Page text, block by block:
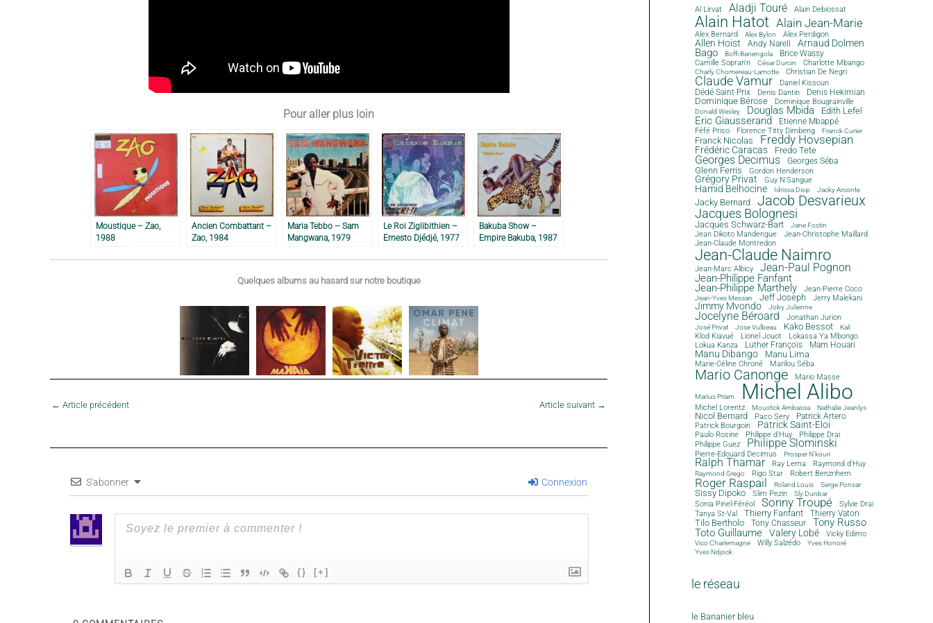
Pour aller plus loin
Moustique – Zao,
1988
Ancien Combattant –
Zao, 1984
Maria Tebbo – Sam
Mangwana, 1979
Le Roi Ziglibithien –
Ernesto Djédjé, 1977
Bakuba Show –
Empire Bakuba, 1987
Quelques albums au hasard sur notre boutique
← Article précédent Article suivant →
S'abonner Connexion
{} [+]
Al Lirvat Aladji Touré Alain Debiossat
Alain Hatot Alain Jean-Marie
Alex Bernard Alex Bylon Alex Perdigon
Allen Hoist Andy Narell Arnaud Dolmen
Bago Boffi Banengola
Brice Wassy
Camille Sopran'n
César Durcin Charlotte Mbango
Charly Chomereau-Lamotte Christian De Negri
Claude Vamur Daniel Kissoun
Dédé Saint-Prix Denis Dantin Denis Hekimian
Dominique Bérose Dominique Bougrainville
Donald Wesley Douglas Mbida Edith Lefel
Eric Giausserand Etienne Mbappé
Féfé Priso Florence Titty Dimbeng Franck Curier
Franck Nicolas Freddy Hovsepian
Frédéric Caracas Fredo Tete
Georges Decimus Georges Séba
Glenn Ferris Gordon Henderson
Grégory Privat Guy N'Sangue
Hamid Belhocine Idrissa Diop Jacky Arconte
Jacky Bernard Jacob Desvarieux
Jacques Bolognesi
Jacques Schwarz-Bart Jane Fostin
Jean Dikoto Mandengue
Jean-Christophe Maillard
Jean-Claude Montredon
Jean-Claude Naimro
Jean-Marc Albicy Jean-Paul Pognon
Jean-Philippe Fanfant
Jean-Philippe Marthely Jean-Pierre Coco
Jean-Yves Messan Jeff Joseph Jerry Malekani
Jimmy Mvondo Joby Julienne
Jocelyne Béroard Jonathan Jurion
José Privat Jose Vulbeau Kako Bessot Kali
Klod Kiavué Lionel Jouot
Lokassa Ya Mbongo
Lokua Kanza
Luther François Mam Houari
Manu Dibango Manu Lima
Marie-Céline Chroné Marilou Séba
Mario Canonge Mario Masse
Marius Priam Michel Alibo
Michel Lorentz Moustick Ambassa Nathalie Jeanlys
Nicol Bernard Paco Sery
Patrick Artero
Patrick Bourgoin
Patrick Saint-Eloi
Paulo Rosine Philippe d'Huy
Philippe Drai
Philippe Guez
Philippe Slominski
Pierre-Edouard Decimus Prosper N'kouri
Ralph Thamar Ray Lema Raymond d'Huy
Raymond Grego Rigo Star Robert Benzrihem
Roger Raspail Roland Louis Serge Ponsar
Sissy Dipoko Slim Pezin Sly Dunbar
Sonia Pinel-Féréol Sonny Troupé Sylvie Drai
Tanya St-Val Thierry Fanfant Thierry Vaton
Tilo Bertholo Tony Chasseur
Tony Russo
Toto Guillaume
Valery Lobé Vicky Edimo
Vico Charlemagne Willy Salzédo
Yves Honoré
Yves Ndjock
le réseau
le Bananier bleu